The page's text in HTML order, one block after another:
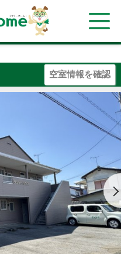
空室情報を確認